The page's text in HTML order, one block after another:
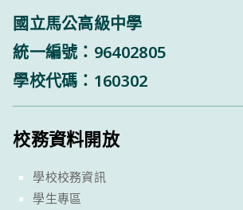
國立馬公高級中學
統一編號：96402805
學校代碼：160302
校務資料開放
學校校務資訊
學生專區